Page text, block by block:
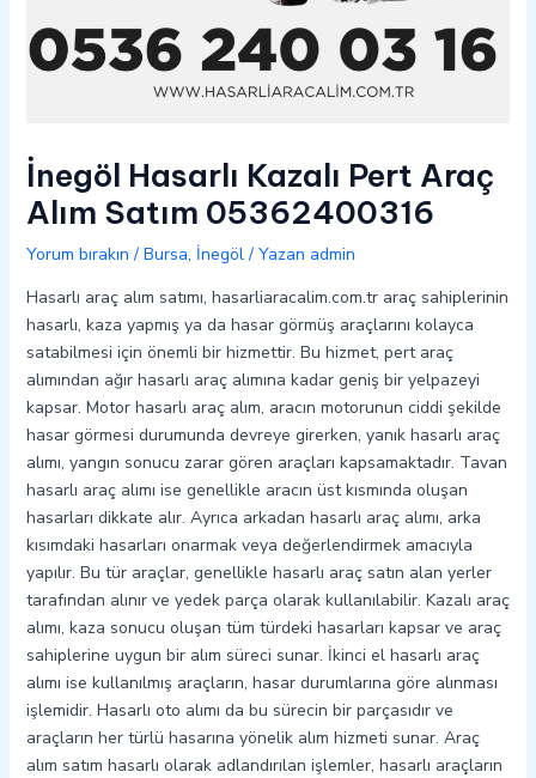
İnegöl Hasarlı Kazalı Pert Araç
Alım Satım 05362400316
Yorum bırakın / Bursa, İnegöl/ Yazan admin
Hasarlı araç alım satımı, hasarliaracalim.com.tr araç sahiplerinin
hasarlı, kaza yapmış ya da hasar görmüş araçlarını kolayca
satabilmesi için önemli bir hizmettir. Bu hizmet, pert araç
alımından ağır hasarlı araç alımına kadar geniş bir yelpazeyi
kapsar. Motor hasarlı araç alım, aracın motorunun ciddi şekilde
hasar görmesi durumunda devreye girerken, yanık hasarlı araç
alımı, yangın sonucu zarar gören araçları kapsamaktadır. Tavan
hasarlı araç alımı ise genellikle aracın üst kısmında oluşan
hasarları dikkate alır. Ayrıca arkadan hasarlı araç alımı, arka
kısımdaki hasarları onarmak veya değerlendirmek amacıyla
yapılır. Bu tür araçlar, genellikle hasarlı araç satın alan yerler
tarafından alınır ve yedek parça olarak kullanılabilir. Kazalı araç
alımı, kaza sonucu oluşan tüm türdeki hasarları kapsar ve araç
sahiplerine uygun bir alım süreci sunar. İkinci el hasarlı araç
alımı ise kullanılmış araçların, hasar durumlarına göre alınması
işlemidir. Hasarlı oto alımı da bu sürecin bir parçasıdır ve
araçların her türlü hasarına yönelik alım hizmeti sunar. Araç
alım satım hasarlı olarak adlandırılan işlemler, hasarlı araçların